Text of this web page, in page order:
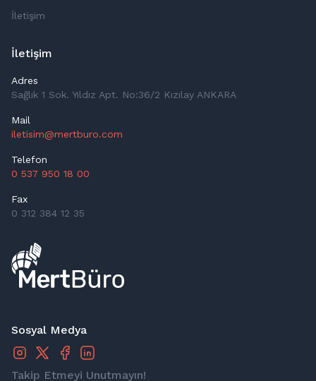
İletişim
İletişim
Adres
Sağlık 1 Sok. Yıldız Apt. No:36/2 Kızılay ANKARA
Mail
iletisim@mertburo.com
Telefon
0 537 950 18 00
Fax
0 312 384 12 35
Sosyal Medya
Takip Etmeyi Unutmayın!